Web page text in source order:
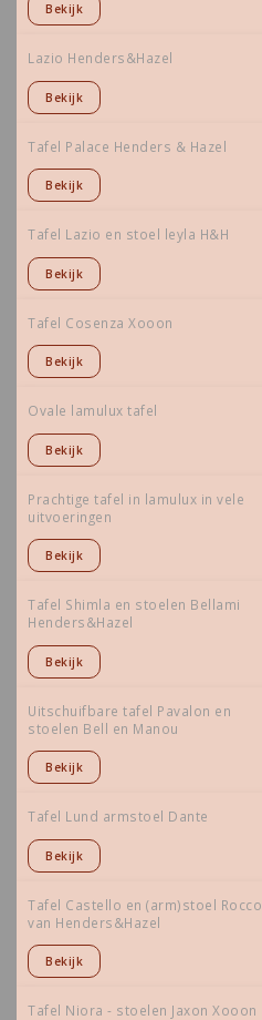
Bekijk
Lazio Henders&Hazel
Bekijk
Tafel Palace Henders & Hazel
Bekijk
Tafel Lazio en stoel leyla H&H
Bekijk
Tafel Cosenza Xooon
Bekijk
Ovale lamulux tafel
Bekijk
Prachtige tafel in lamulux in vele
uitvoeringen
Bekijk
Tafel Shimla en stoelen Bellami
Henders&Hazel
Bekijk
Uitschuifbare tafel Pavalon en
stoelen Bell en Manou
Bekijk
Tafel Lund armstoel Dante
Bekijk
Tafel Castello en (arm)stoel Rocco
van Henders&Hazel
Bekijk
Tafel Niora - stoelen Jaxon Xooon